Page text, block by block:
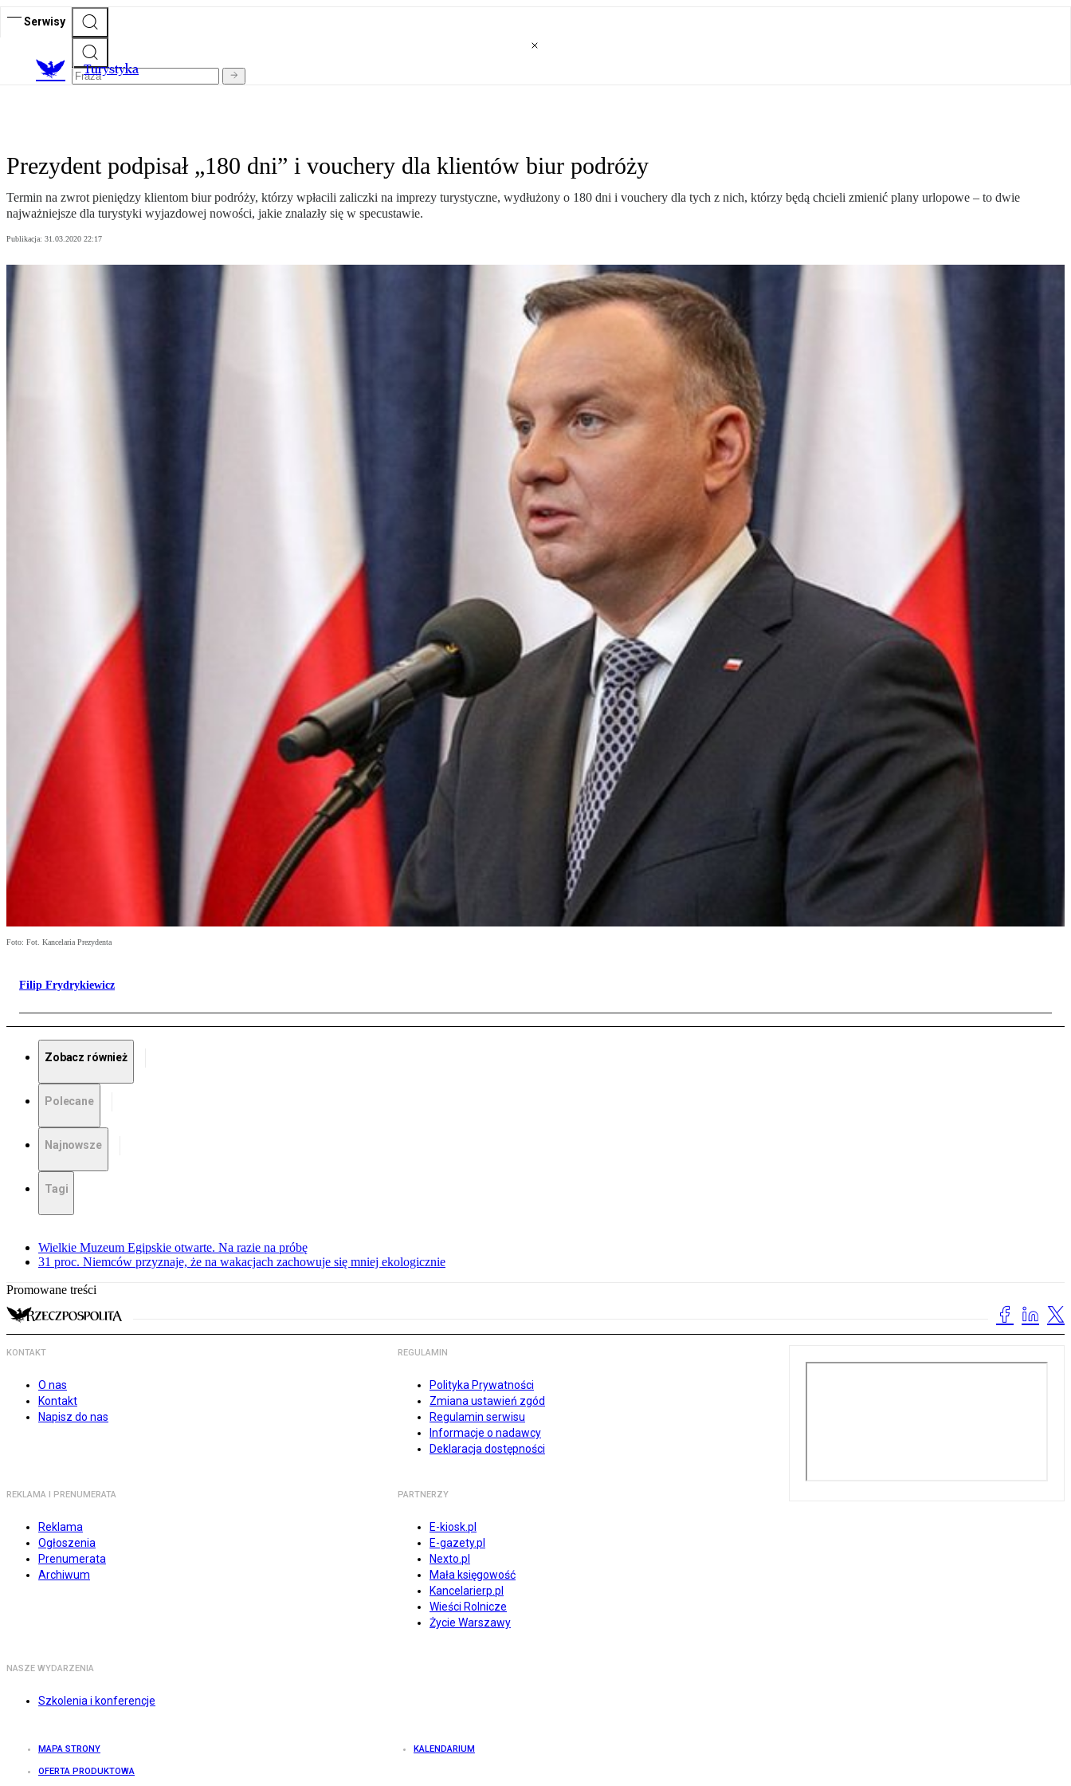
Serwisy
Turystyka
Prezydent podpisał „180 dni” i vouchery dla klientów biur podróży
Termin na zwrot pieniędzy klientom biur podróży, którzy wpłacili zaliczki na imprezy turystyczne, wydłużony o 180 dni i vouchery dla tych z nich, którzy będą chcieli zmienić plany urlopowe – to dwie
najważniejsze dla turystyki wyjazdowej nowości, jakie znalazły się w specustawie.
Publikacja: 31.03.2020 22:17
Foto: Fot. Kancelaria Prezydenta
Filip Frydrykiewicz
Zobacz również
Polecane
Najnowsze
Tagi
Wielkie Muzeum Egipskie otwarte. Na razie na próbę
31 proc. Niemców przyznaje, że na wakacjach zachowuje się mniej ekologicznie
Promowane treści
KONTAKT
O nas
Kontakt
Napisz do nas
REGULAMIN
Polityka Prywatności
Zmiana ustawień zgód
Regulamin serwisu
Informacje o nadawcy
Deklaracja dostępności
REKLAMA I PRENUMERATA
Reklama
Ogłoszenia
Prenumerata
Archiwum
PARTNERZY
E-kiosk.pl
E-gazety.pl
Nexto.pl
Mała księgowość
Kancelarierp.pl
Wieści Rolnicze
Życie Warszawy
NASZE WYDARZENIA
Szkolenia i konferencje
MAPA STRONY KALENDARIUM
OFERTA PRODUKTOWA